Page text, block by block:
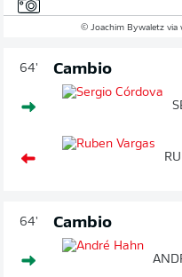
© Joachim Bywaletz via
64' Cambio
64' Cambio